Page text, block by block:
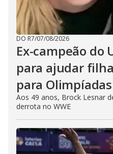
DO R7/07/08/2026
Ex-campeão do
para ajudar
para Olimpíadas
Aos 49 anos, Brock Lesnar
derrota no WWE